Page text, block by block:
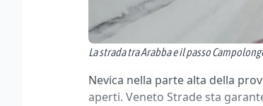
La strada tra Arabba e il passo
Nevica nella parte alta della
aperti. Veneto Strade sta